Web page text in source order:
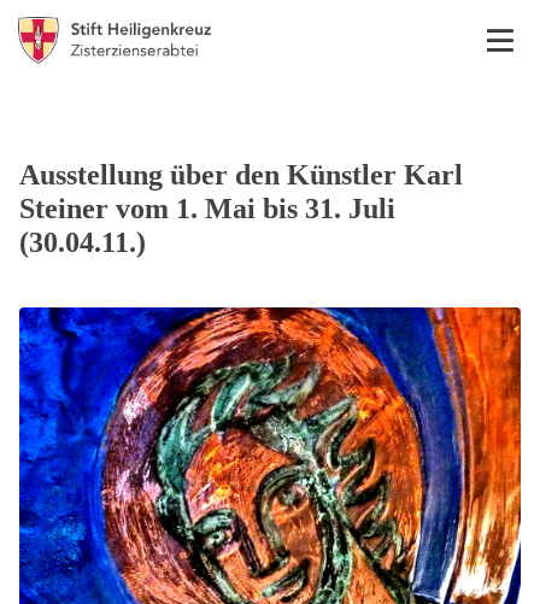
Ausstellung über den Künstler Karl
Steiner vom 1. Mai bis 31. Juli
(30.04.11.)